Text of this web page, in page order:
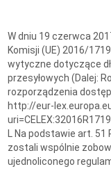
W dniu 19 czerwca
Komisji (UE) 2016/
wytyczne dotyczące
przesyłowych (Dalej:
rozporządzenia
http://eur-
L Na podstawie art.
zostali wspólnie
ujednoliconego